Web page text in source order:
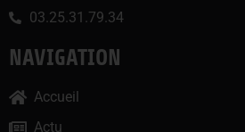
03.25.31.79.34
NAVIGATION
Accueil
Actu